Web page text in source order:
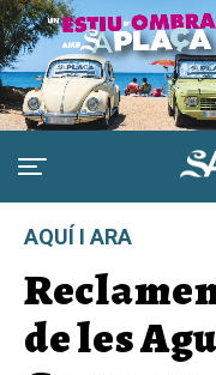
AQUÍ I ARA
de les